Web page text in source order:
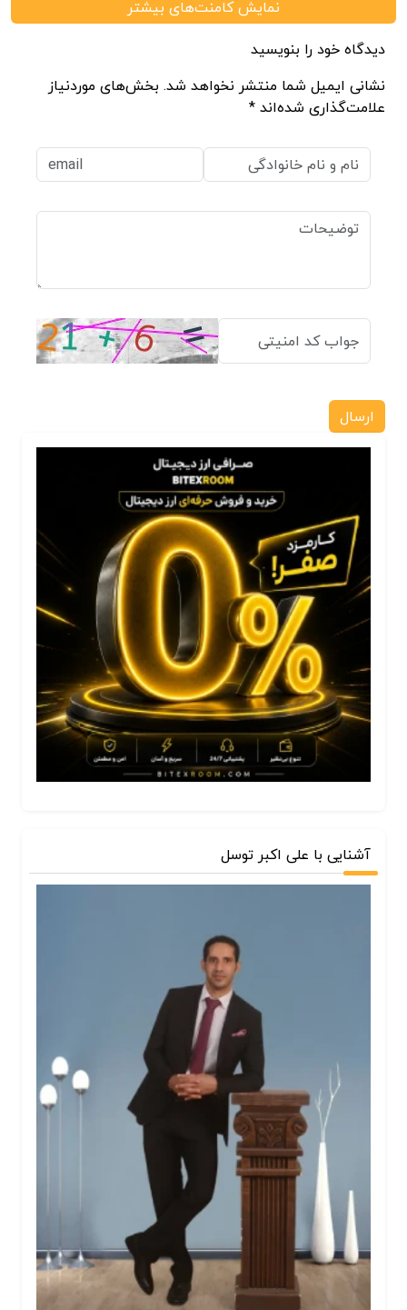
نمایش کامنت‌های بیشتر
دیدگاه خود را بنویسید
نشانی ایمیل شما منتشر نخواهد شد. بخش‌های موردنیاز
علامت‌گذاری شده‌اند *
ارسال
آشنایی با علی اکبر توسل